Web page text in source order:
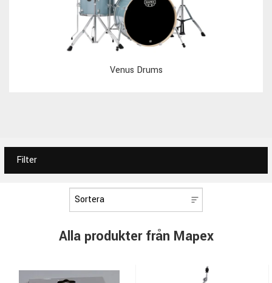
Venus Drums
Filter
Alla produkter från Mapex